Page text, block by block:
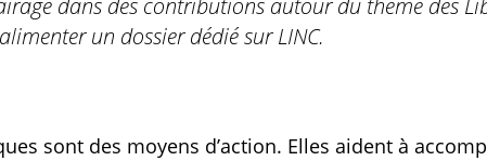
dans des contributions autour du thème des
un dossier dédié sur LINC.
sont des moyens d’action. Elles aident à